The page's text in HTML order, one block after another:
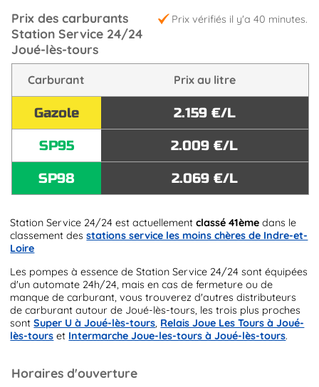
Prix vérifiés il y'a 40 minutes.
Prix des carburants
Station Service 24/24
Joué-lès-tours
Carburant Prix au litre
Gazole
2.159 €/L
SP95
2.009 €/L
SP98
2.069 €/L
Station Service 24/24 est actuellementclassé 41ème dans le
classement desstations service les moins chères de Indre-et-
Loire
Les pompes à essence de Station Service 24/24 sont équipées
d'un automate 24h/24, mais en cas de fermeture ou de
manque de carburant, vous trouverez d'autres distributeurs
de carburant autour de Joué-lès-tours, les trois plus proches
sontSuper U à Joué-lès-tours, Relais Joue Les Tours à Joué-
lès-tours et Intermarche Joue-les-tours à Joué-lès-tours.
Horaires d'ouverture